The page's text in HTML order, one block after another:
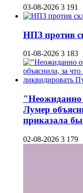
03-08-2026 3 191
НПЗ против
01-08-2026 3 183
"Неожиданно
Лумер
приказала
02-08-2026 3 179